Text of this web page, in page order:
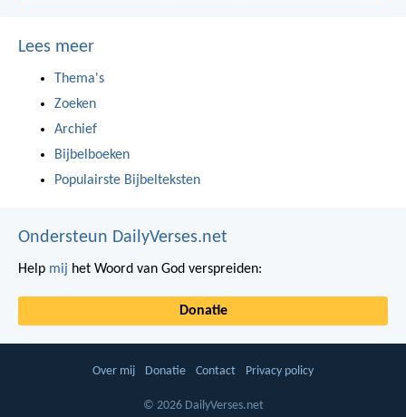
Lees meer
Thema's
Zoeken
Archief
Bijbelboeken
Populairste Bijbelteksten
Ondersteun DailyVerses.net
Help mij het Woord van God verspreiden:
Donatie
Over mij Donatie Contact Privacy policy
© 2026 DailyVerses.net